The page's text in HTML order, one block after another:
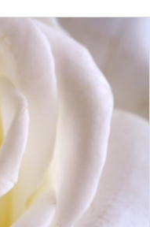
Minha Conta
AGENDAMENTO